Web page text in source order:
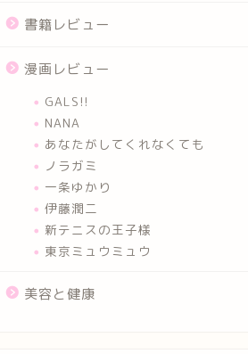
書籍レビュー
漫画レビュー
GALS!!
NANA
あなたがしてくれなくても
ノラガミ
一条ゆかり
伊藤潤二
新テニスの王子様
東京ミュウミュウ
美容と健康